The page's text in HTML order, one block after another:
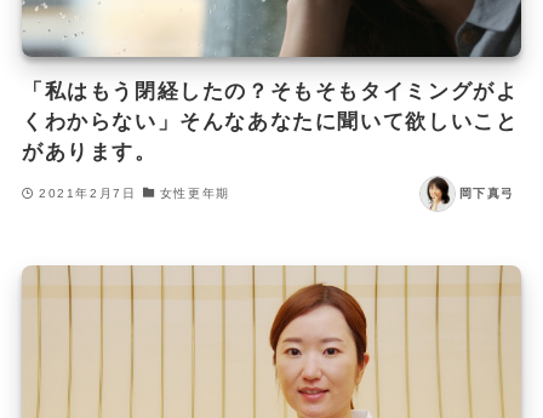
「私はもう閉経したの？そもそもタイミングがよ
くわからない」そんなあなたに聞いて欲しいこと
があります。
2021年2月7日 女性更年期 岡下真弓